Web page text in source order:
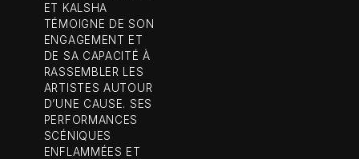
ET KALSHA
TÉMOIGNE DE SON
ENGAGEMENT ET
DE SA CAPACITÉ À
RASSEMBLER LES
ARTISTES AUTOUR
D’UNE CAUSE. SES
PERFORMANCES
SCÉNIQUES
ENFLAMMÉES ET